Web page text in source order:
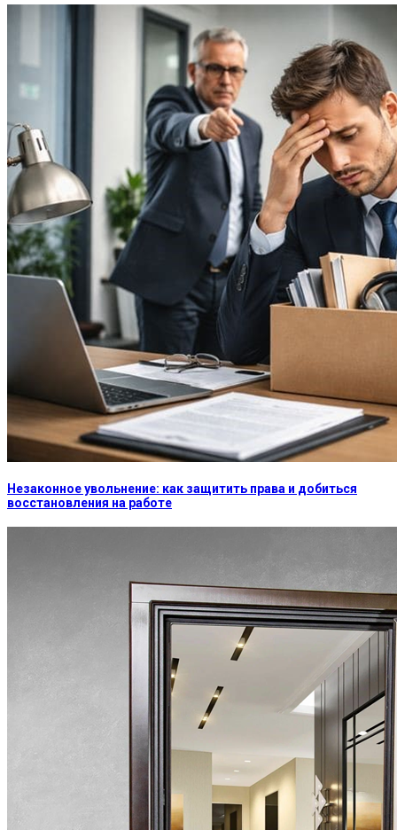
Незаконное увольнение: как защитить права и добиться
восстановления на работе